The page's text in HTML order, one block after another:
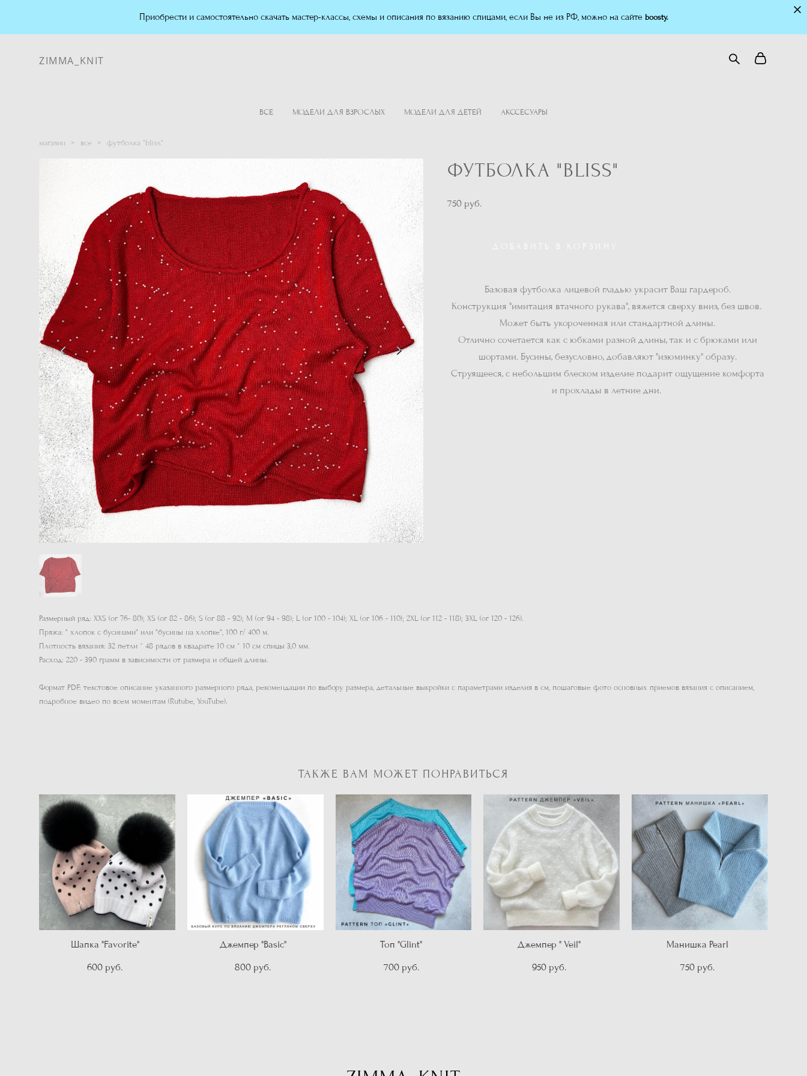
Приобрести и самостоятельно скачать мастер-классы, схемы и описания по вязанию спицами, если Вы не из РФ, можно на сайте boosty.
ZIMMA_KNIT
ВСЕ МОДЕЛИ ДЛЯ ВЗРОСЛЫХ МОДЕЛИ ДЛЯ ДЕТЕЙ АКССЕСУАРЫ
магазин > все > футболка "bliss"
ФУТБОЛКА "BLISS"
750 pуб.
ДОБАВИТЬ В КОРЗИНУ
Базовая футболка лицевой гладью украсит Ваш гардероб.
Конструкция "имитация втачного рукава", вяжется сверху вниз, без швов.
Может быть укороченная или стандартной длины.
Отлично сочетается как с юбками разной длины, так и с брюками или
шортами. Бусины, безусловно, добавляют "изюминку" образу.
Струящееся, с небольшим блеском изделие подарит ощущение комфорта
и прохлады в летние дни.
Размерный ряд: XXS (ог 76- 80); XS (ог 82 - 86); S (ог 88 - 92); M (ог 94 - 98); L (ог 100 - 104); XL (ог 106 - 110); 2XL (ог 112 - 118); 3XL (ог 120 - 126).
Пряжа: " хлопок с бусинами" или "бусины на хлопке", 100 г/ 400 м.
Плотность вязания: 32 петли * 48 рядов в квадрате 10 см * 10 см спицы 3,0 мм.
Расход: 220 - 390 грамм в зависимости от размера и общей длины.
Формат PDF: текстовое описание указанного размерного ряда, рекомендации по выбору размера, детальные выкройки с параметрами изделия в см, пошаговые фото основных приемов вязания с описанием,
подробное видео по всем моментам (Rutube, YouTube).
ТАКЖЕ ВАМ МОЖЕТ ПОНРАВИТЬСЯ
Шапка "Favorite"
600 pуб.
Джемпер "Basic"
800 pуб.
Топ "Glint"
700 pуб.
Джемпер " Veil"
950 pуб.
Манишка Pearl
750 pуб.